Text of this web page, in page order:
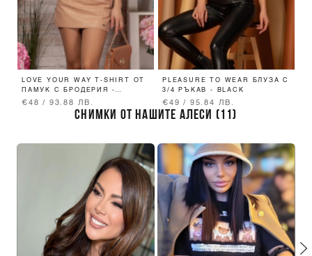
LOVE YOUR WAY T-SHIRT ОТ
ПАМУК С БРОДЕРИЯ -
LUXURY BLACK
€48 / 93.88 ЛВ.
PLEASURE TO WEAR БЛУЗА С
3/4 РЪКАВ - BLACK
€49 / 95.84 ЛВ.
СНИМКИ ОТ НАШИТЕ АЛЕСИ (11)